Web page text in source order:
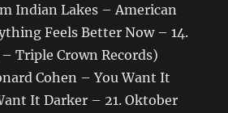
Indian Lakes – American
Feels Better Now – 14.
Triple Crown Records)
Cohen – You Want It
It Darker – 21. Oktober